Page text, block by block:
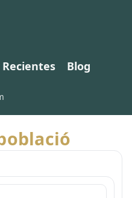
Recientes
Blog